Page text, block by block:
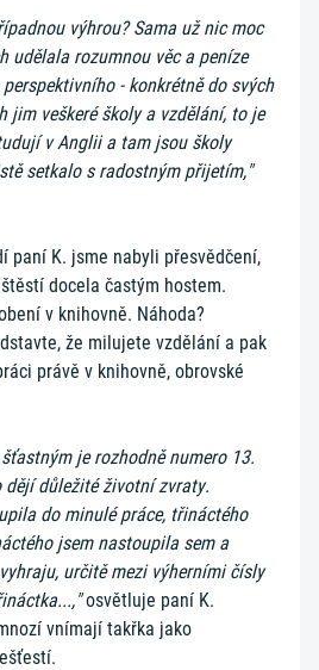
výhrou? Sama už nic moc
udělala rozumnou věc a peníze
- konkrétně do svých
jim veškeré školy a vzdělání, to je
v Anglii a tam jsou školy
setkalo s radostným přijetím,"
paní K. jsme nabyli přesvědčení,
docela častým hostem.
v knihovně. Náhoda?
že milujete vzdělání a pak
právě v knihovně, obrovské
je rozhodně numero 13.
dějí důležité životní zvraty.
do minulé práce, třináctého
jsem nastoupila sem a
určitě mezi výherními čísly
osvětluje paní K.
vnímají takřka jako